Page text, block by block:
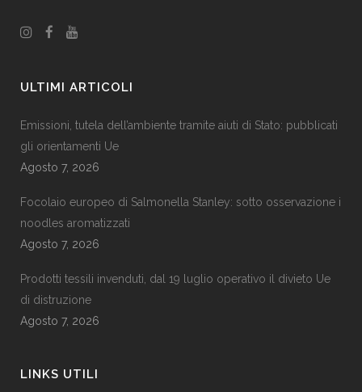
ULTIMI ARTICOLI
Emissioni, tutela dell’ambiente tramite aiuti di Stato: pubblicati
gli orientamenti Ue
Agosto 7, 2026
Focolaio europeo di Salmonella Stanley: sotto osservazione i
noodles aromatizzati
Agosto 7, 2026
Prodotti tessili invenduti, dal 19 luglio operativo il divieto Ue
di distruzione
Agosto 7, 2026
LINKS UTILI